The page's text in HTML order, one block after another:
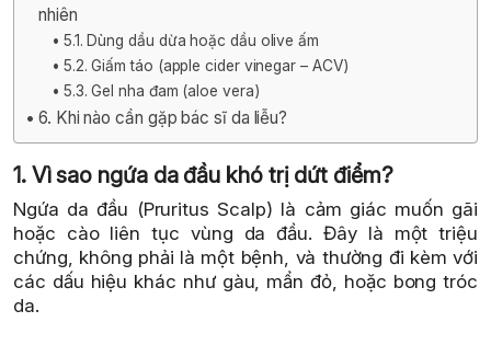
nhiên
5.1. Dùng dầu dừa hoặc dầu olive ấm
5.2. Giấm táo (apple cider vinegar – ACV)
5.3. Gel nha đam (aloe vera)
6. Khi nào cần gặp bác sĩ da liễu?
1. Vì sao ngứa da đầu khó trị dứt điểm?
Ngứa da đầu (Pruritus Scalp) là cảm giác muốn gãi
hoặc cào liên tục vùng da đầu. Đây là một triệu
chứng, không phải là một bệnh, và thường đi kèm với
các dấu hiệu khác như gàu, mẩn đỏ, hoặc bong tróc
da.